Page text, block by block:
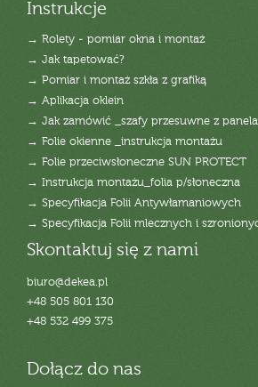
Instrukcje
→ Rolety - pomiar okna i montaż
→ Jak tapetować?
→ Pomiar i montaż szkła z grafiką
→ Aplikacja oklein
→ Jak zamówić _szafy przesuwne z
→ Folie okienne _instrukcja montażu
→ Folie przeciwsłoneczne SUN PROTECT
→ Instrukcja montażu_folia p/słoneczna
→ Specyfikacja Folii Antywłamaniowych
→ Specyfikacja Folii mlecznych i
Skontaktuj się z nami
biuro@dekea.pl
+48 505 801 130
+48 532 499 375
Dołącz do nas